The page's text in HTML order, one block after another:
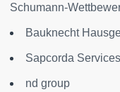
Schumann-
Bauknecht
Sapcorda
nd group